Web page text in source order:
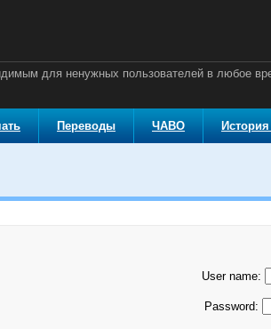
для ненужных пользователей в любое
Переводы ЧАВО
User name:
Password: